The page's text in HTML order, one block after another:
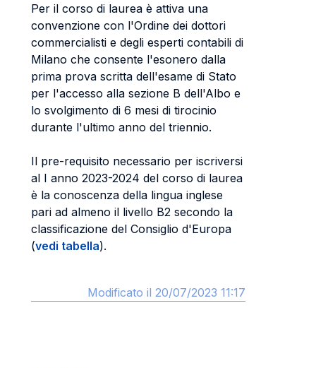
Per il corso di laurea è attiva una
convenzione con l'Ordine dei dottori
commercialisti e degli esperti contabili di
Milano che consente l'esonero dalla
prima prova scritta dell'esame di Stato
per l'accesso alla sezione B dell'Albo e
lo svolgimento di 6 mesi di tirocinio
durante l'ultimo anno del triennio.
Il pre-requisito necessario per iscriversi
al I anno 2023-2024 del corso di laurea
è la conoscenza della lingua inglese
pari ad almeno il livello B2 secondo la
classificazione del Consiglio d'Europa
(vedi tabella).
Modificato il 20/07/2023 11:17